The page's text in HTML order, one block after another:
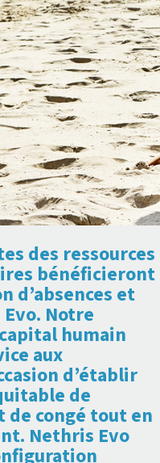
des ressources
bénéficieront
d’absences et
Notre
humain
aux
d’établir
de
de congé tout en
Nethris Evo